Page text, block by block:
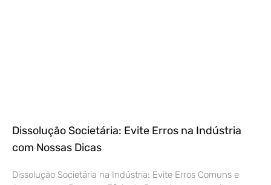
Dissolução Societária: Evite Erros na Indústria
com Nossas Dicas
Dissolução Societária na Indústria: Evite Erros Comuns e